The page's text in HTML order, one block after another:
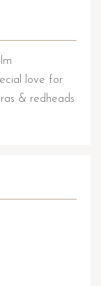
love for
& redheads